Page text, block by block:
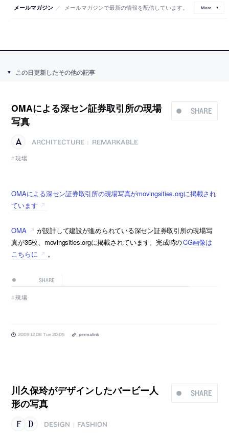
メールマガジン ／ メールマガジンで最新の情報を配信しています。 More
この日更新したその他の記事
SHARE
OMAによる深セン証券取引所の現場
写真
ARCHITECTURE
REMARKABLE
現場
OMAによる深セン証券取引所の現場写真がmovingsities.orgに掲載され
ています
OMA
が設計して建設が進められている深セン証券取引所の現場写
真が35枚、movingsities.orgに掲載されています。完成時のCG画像は
こちらに
。
SHARE
現場
2009.12.08 Tue 20:05 permalink
SHARE
川久保玲がデザインしたバービー人
形の写真
DESIGN FASHION